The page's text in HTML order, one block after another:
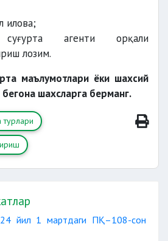
илова;
суғурта агенти орқали
лозим.
маълумотлари ёки шахсий
шахсларга берманг.
турлари
йил 1 мартдаги ПҚ–108-сон